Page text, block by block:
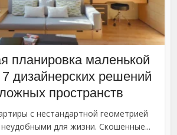
планировка маленькой
дизайнерских решений
пространств
с нестандартной геометрией
для жизни. Скошенные...